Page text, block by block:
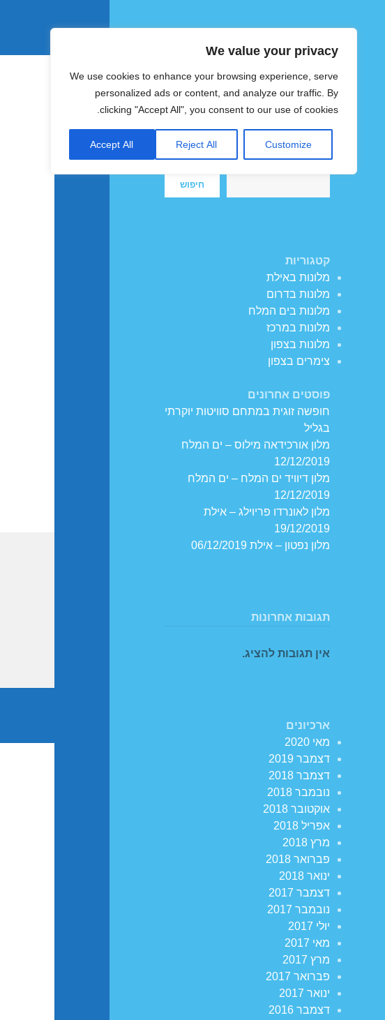
We value your privacy
We use cookies to enhance your browsing experience, serve
personalized ads or content, and analyze our traffic. By
clicking "Accept All", you consent to our use of cookies.
Customize
Reject All
Accept All
צימרים ומלונות זולים בישראל
חיפוש
חיפוש
קטגוריות
מלונות באילת
מלונות בדרום
מלונות בים המלח
מלונות במרכז
מלונות בצפון
צימרים בצפון
פוסטים אחרונים
חופשה זוגית במתחם סוויטות יוקרתי
בגליל
מלון אורכידאה מילוס – ים המלח
12/12/2019
מלון דיוויד ים המלח – ים המלח
12/12/2019
מלון לאונרדו פריוילג – אילת
19/12/2019
מלון נפטון – אילת 06/12/2019
תגובות אחרונות
אין תגובות להציג.
ארכיונים
מאי 2020
דצמבר 2019
דצמבר 2018
נובמבר 2018
אוקטובר 2018
אפריל 2018
מרץ 2018
פברואר 2018
ינואר 2018
דצמבר 2017
נובמבר 2017
יולי 2017
מאי 2017
מרץ 2017
פברואר 2017
ינואר 2017
דצמבר 2016